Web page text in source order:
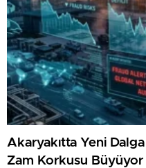
Akaryakıtta Yeni
Zam Korkusu Büyüyor